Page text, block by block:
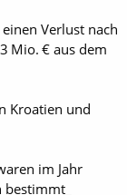
Verlust nach
Mio. € aus dem
Kroatien und
im Jahr